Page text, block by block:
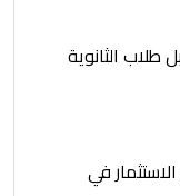
طلاب الثانوية
في